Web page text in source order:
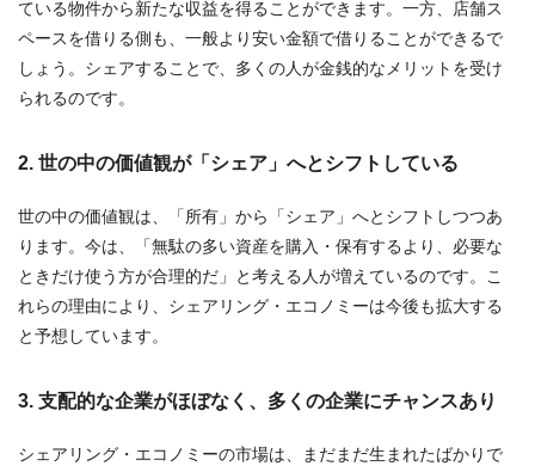
ている物件から新たな収益を得ることができます。一方、店舗ス
ペースを借りる側も、一般より安い金額で借りることができるで
しょう。シェアすることで、多くの人が金銭的なメリットを受け
られるのです。
2. 世の中の価値観が「シェア」へとシフトしている
世の中の価値観は、「所有」から「シェア」へとシフトしつつあ
ります。今は、「無駄の多い資産を購入・保有するより、必要な
ときだけ使う方が合理的だ」と考える人が増えているのです。こ
れらの理由により、シェアリング・エコノミーは今後も拡大する
と予想しています。
3. 支配的な企業がほぼなく、多くの企業にチャンスあり
シェアリング・エコノミーの市場は、まだまだ生まれたばかりで